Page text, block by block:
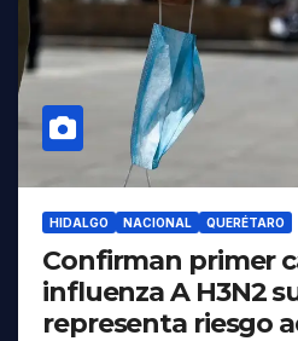
HIDALGO NACIONAL QUERÉTARO
Confirman primer
influenza A H3N2
representa riesgo